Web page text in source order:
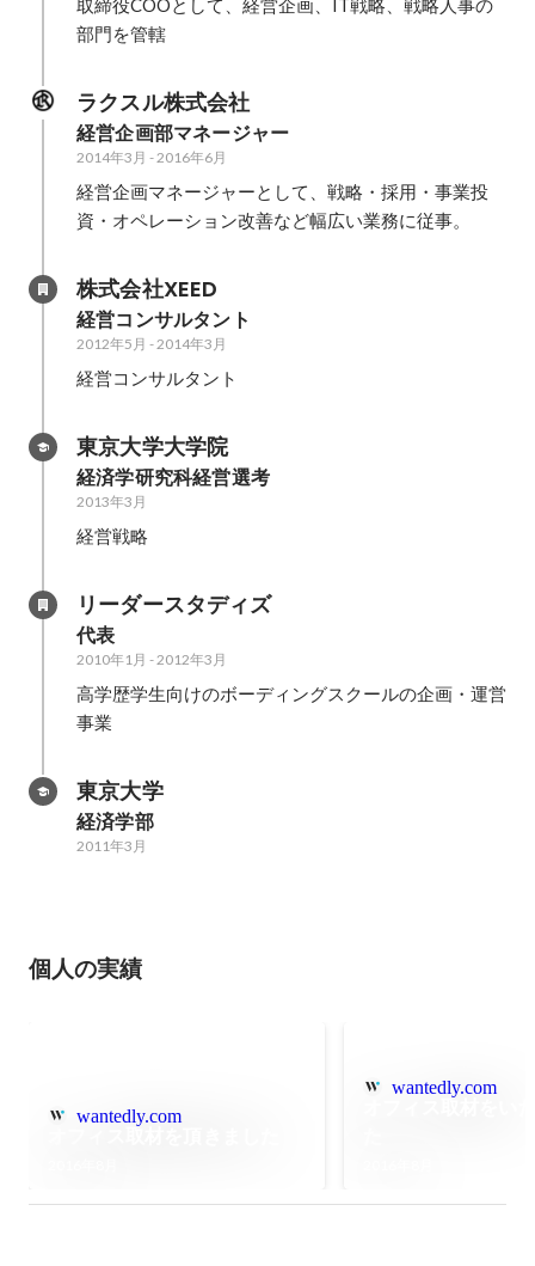
取締役COOとして、経営企画、IT戦略、戦略人事の
部門を管轄
ラクスル株式会社
経営企画部マネージャー
2014年3月 - 2016年6月
経営企画マネージャーとして、戦略・採用・事業投
資・オペレーション改善など幅広い業務に従事。
株式会社XEED
経営コンサルタント
2012年5月 - 2014年3月
経営コンサルタント
東京大学大学院
経済学研究科経営選考
2013年3月
経営戦略
リーダースタディズ
代表
2010年1月 - 2012年3月
高学歴学生向けのボーディングスクールの企画・運営
事業
東京大学
経済学部
2011年3月
個人の実績
wantedly.com
wantedly.com